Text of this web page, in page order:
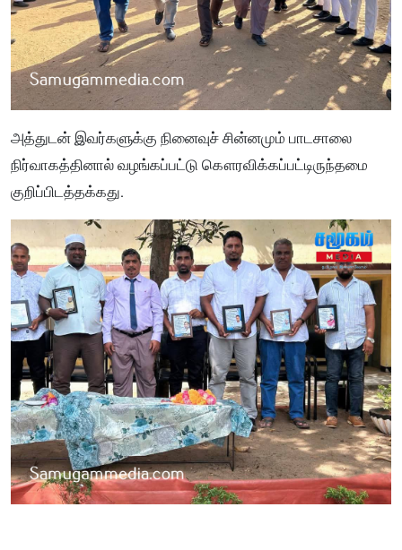
அத்துடன் இவர்களுக்கு நினைவுச் சின்னமும் பாடசாலை
நிர்வாகத்தினால் வழங்கப்பட்டு கௌரவிக்கப்பட்டிருந்தமை
குறிப்பிடத்தக்கது.